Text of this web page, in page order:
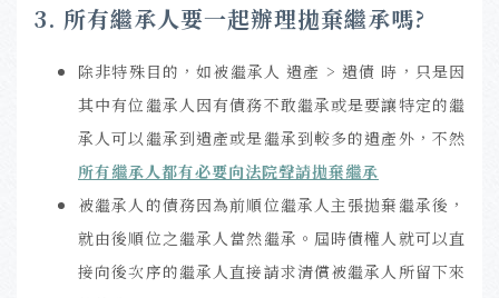
3. 所有繼承人要一起辦理拋棄繼承嗎?
除非特殊目的，如被繼承人 遺產 > 遺債 時，只是因
其中有位繼承人因有債務不敢繼承或是要讓特定的繼
承人可以繼承到遺產或是繼承到較多的遺產外，不然
所有繼承人都有必要向法院聲請拋棄繼承
被繼承人的債務因為前順位繼承人主張拋棄繼承後，
就由後順位之繼承人當然繼承。屆時債權人就可以直
接向後次序的繼承人直接請求清償被繼承人所留下來